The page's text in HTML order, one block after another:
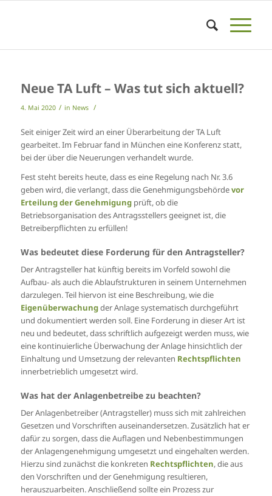
Neue TA Luft – Was tut sich aktuell?
4. Mai 2020 / in News /
Seit einiger Zeit wird an einer Überarbeitung der TA Luft
gearbeitet. Im Februar fand in München eine Konferenz statt,
bei der über die Neuerungen verhandelt wurde.
Fest steht bereits heute, dass es eine Regelung nach Nr. 3.6
geben wird, die verlangt, dass die Genehmigungsbehördevor
Erteilung der Genehmigungprüft, ob die
Betriebsorganisation des Antragsstellers geeignet ist, die
Betreiberpflichten zu erfüllen!
Was bedeutet diese Forderung für den Antragsteller?
Der Antragsteller hat künftig bereits im Vorfeld sowohl die
Aufbau- als auch die Ablaufstrukturen in seinem Unternehmen
darzulegen. Teil hiervon ist eine Beschreibung, wie die
Eigenüberwachungder Anlage systematisch durchgeführt
und dokumentiert werden soll. Eine Forderung in dieser Art ist
neu und bedeutet, dass schriftlich aufgezeigt werden muss, wie
eine kontinuierliche Überwachung der Anlage hinsichtlich der
Einhaltung und Umsetzung der relevanten Rechtspflichten
innerbetrieblich umgesetzt wird.
Was hat der Anlagenbetreibe zu beachten?
Der Anlagenbetreiber (Antragsteller) muss sich mit zahlreichen
Gesetzen und Vorschriften auseinandersetzen. Zusätzlich hat er
dafür zu sorgen, dass die Auflagen und Nebenbestimmungen
der Anlagengenehmigung umgesetzt und eingehalten werden.
Hierzu sind zunächst die konkreten Rechtspflichten, die aus
den Vorschriften und der Genehmigung resultieren,
herauszuarbeiten. Anschließend sollte ein Prozess zur